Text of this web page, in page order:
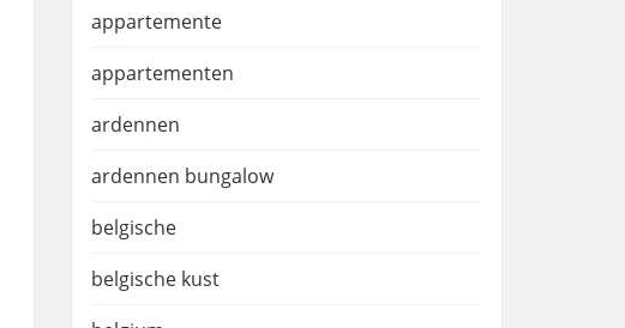
appartemente
appartementen
ardennen
ardennen bungalow
belgische
belgische kust